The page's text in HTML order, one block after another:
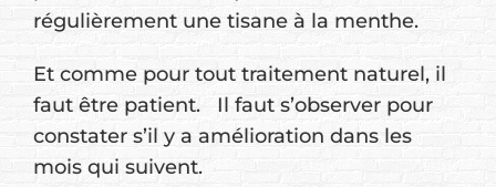
régulièrement une tisane à la menthe.
Et comme pour tout traitement naturel, il
faut être patient. Il faut s’observer pour
constater s’il y a amélioration dans les
mois qui suivent.